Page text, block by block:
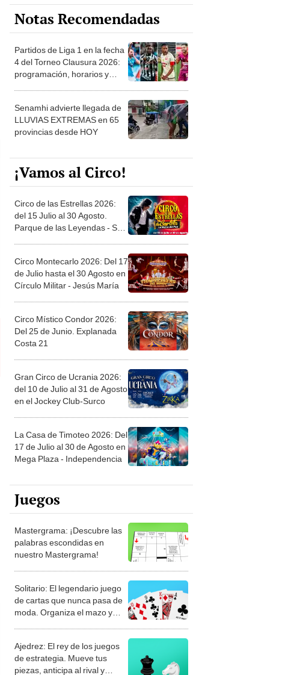
Notas Recomendadas
Partidos de Liga 1 en la fecha
4 del Torneo Clausura 2026:
programación, horarios y
Senamhi advierte llegada de
LLUVIAS EXTREMAS en 65
provincias desde HOY
¡Vamos al Circo!
Circo de las Estrellas 2026:
del 15 Julio al 30 Agosto.
Parque de las Leyendas - San
Circo Montecarlo 2026: Del 17
de Julio hasta el 30 Agosto en
Círculo Militar - Jesús María
Circo Místico Condor 2026:
Del 25 de Junio. Explanada
Costa 21
Gran Circo de Ucrania 2026:
del 10 de Julio al 31 de Agosto
en el Jockey Club-Surco
La Casa de Timoteo 2026: Del
17 de Julio al 30 de Agosto en
Mega Plaza - Independencia
Juegos
Mastergrama: ¡Descubre las
palabras escondidas en
nuestro Mastergrama!
Solitario: El legendario juego
de cartas que nunca pasa de
moda. Organiza el mazo y
Ajedrez: El rey de los juegos
de estrategia. Mueve tus
piezas, anticipa al rival y